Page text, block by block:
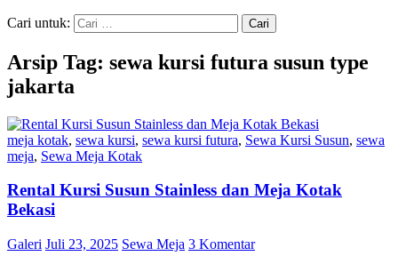
Cari untuk:
Arsip Tag: sewa kursi futura susun type
jakarta
meja kotak, sewa kursi, sewa kursi futura, Sewa Kursi Susun, sewa
meja, Sewa Meja Kotak
Rental Kursi Susun Stainless dan Meja Kotak
Bekasi
Galeri Juli 23, 2025 Sewa Meja 3 Komentar